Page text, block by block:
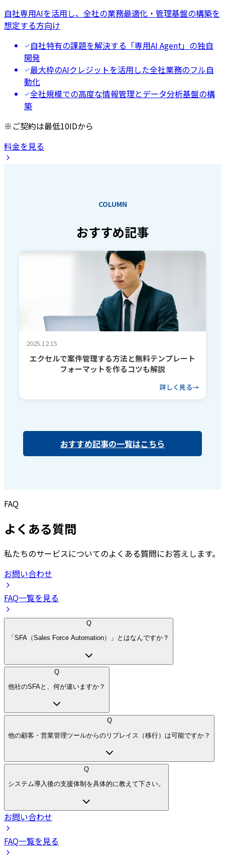
自社専用AIを活用し、全社の業務最適化・管理基盤の構築を
想定する方向け
自社特有の課題を解決する「専用AI Agent」の独自
開発
最大枠のAIクレジットを活用した全社業務のフル自
動化
全社規模での高度な情報管理とデータ分析基盤の構
築
※ご契約は最低10IDから
料金を見る
COLUMN
おすすめ記事
2025.12.15
エクセルで案件管理する方法と無料テンプレート
フォーマットを作るコツも解説
詳しく見る
おすすめ記事の一覧はこちら
FAQ
よくある質問
私たちのサービスについてのよくある質問にお答えします。
お問い合わせ
FAQ一覧を見る
Q
「SFA（Sales Force Automation）」とはなんですか？
Q
他社のSFAと、何が違いますか？
Q
他の顧客・営業管理ツールからのリプレイス（移行）は可能ですか？
Q
システム導入後の支援体制を具体的に教えて下さい。
お問い合わせ
FAQ一覧を見る